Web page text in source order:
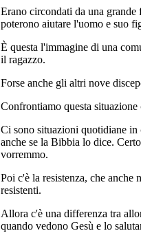
Erano circondati da una
poterono aiutare l'uomo e suo
È questa l'immagine di una
il ragazzo.
Forse anche gli altri nove
Confrontiamo questa
Ci sono situazioni quotidiane
anche se la Bibbia lo dice.
vorremmo.
Poi c'è la resistenza, che
resistenti.
Allora c'è una differenza tra
quando vedono Gesù e lo